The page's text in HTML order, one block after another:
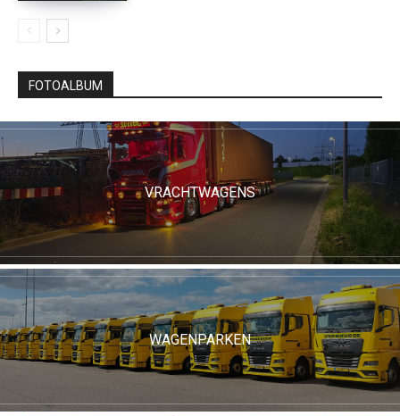
FOTOALBUM
VRACHTWAGENS
WAGENPARKEN